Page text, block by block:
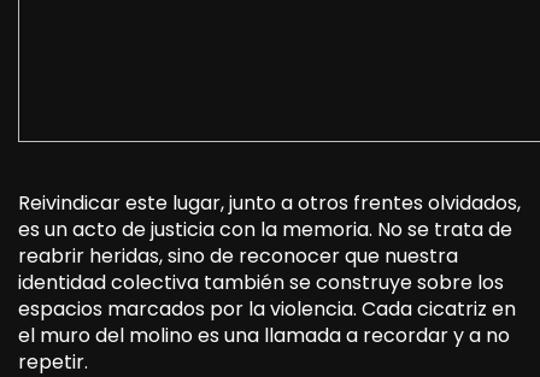
Reivindicar este lugar, junto a otros frentes olvidados,
es un acto de justicia con la memoria. No se trata de
reabrir heridas, sino de reconocer que nuestra
identidad colectiva también se construye sobre los
espacios marcados por la violencia. Cada cicatriz en
el muro del molino es una llamada a recordar y a no
repetir.